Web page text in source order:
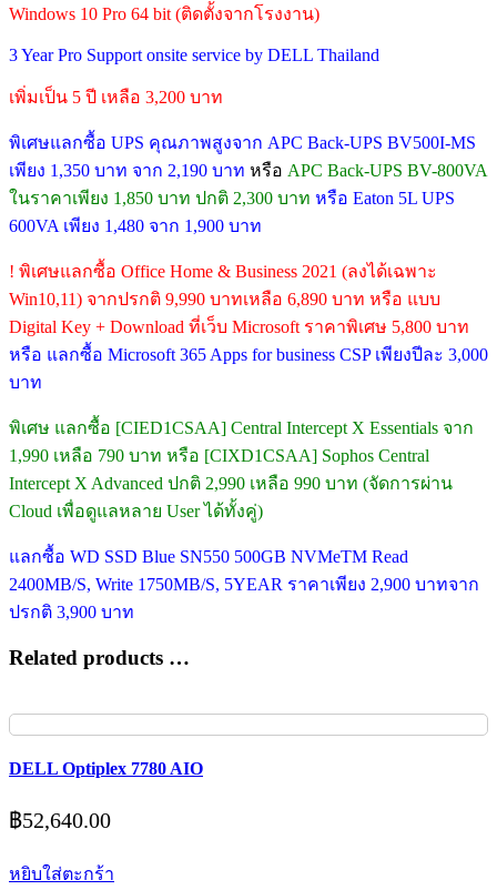
Windows 10 Pro 64 bit (ติดตั้งจากโรงงาน)
3 Year Pro Support onsite service by DELL Thailand
เพิ่มเป็น 5 ปี เหลือ 3,200 บาท
พิเศษแลกซื้อ UPS คุณภาพสูงจาก APC Back-UPS BV500I-MS
เพียง 1,350 บาท จาก 2,190 บาท หรือ APC Back-UPS BV-800VA
ในราคาเพียง 1,850 บาท ปกติ 2,300 บาท หรือ Eaton 5L UPS
600VA เพียง 1,480 จาก 1,900 บาท
! พิเศษแลกซื้อ Office Home & Business 2021 (ลงได้เฉพาะ
Win10,11) จากปรกติ 9,990 บาทเหลือ 6,890 บาท หรือ แบบ
Digital Key + Download ที่เว็บ Microsoft ราคาพิเศษ 5,800 บาท
หรือ แลกซื้อ Microsoft 365 Apps for business CSP เพียงปีละ 3,000
บาท
พิเศษ แลกซื้อ [CIED1CSAA] Central Intercept X Essentials จาก
1,990 เหลือ 790 บาท หรือ [CIXD1CSAA] Sophos Central
Intercept X Advanced ปกติ 2,990 เหลือ 990 บาท (จัดการผ่าน
Cloud เพื่อดูแลหลาย User ได้ทั้งคู่)
แลกซื้อ WD SSD Blue SN550 500GB NVMeTM Read
2400MB/S, Write 1750MB/S, 5YEAR ราคาเพียง 2,900 บาทจาก
ปรกติ 3,900 บาท
Related products …
DELL Optiplex 7780 AIO
฿52,640.00
หยิบใส่ตะกร้า